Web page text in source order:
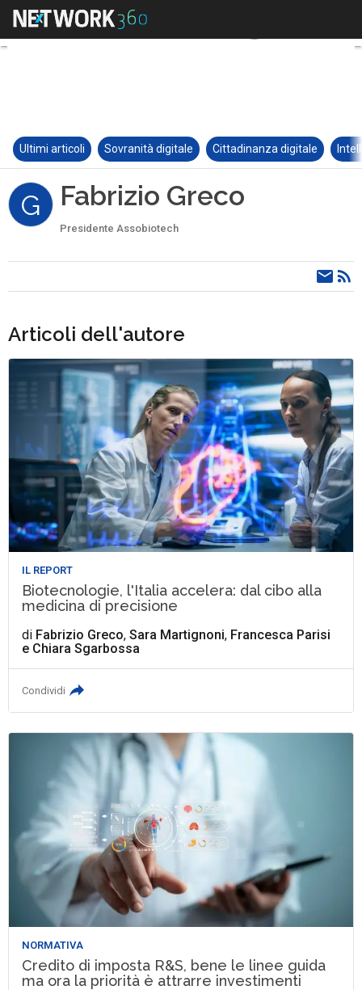
Ultimi articoli Sovranità digitale Cittadinanza digitale
G Fabrizio Greco
Presidente Assobiotech
Articoli dell'autore
IL REPORT
Biotecnologie, l'Italia accelera: dal cibo alla
medicina di precisione
di Fabrizio Greco,Sara Martignoni, Francesca Parisi
e Chiara Sgarbossa
Condividi
NORMATIVA
Credito di imposta R&S, bene le linee guida
ma ora la priorità è attrarre investimenti